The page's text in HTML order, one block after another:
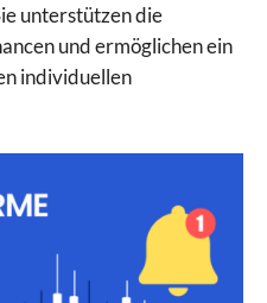
unterstützen die
und ermöglichen ein
individuellen